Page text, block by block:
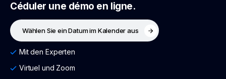
Céduler une démo en ligne.
Wählen Sie ein Datum im Kalender aus
Mit den Experten
Virtuel und Zoom